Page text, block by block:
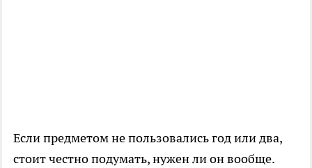
Если предметом не пользовались год или два,
стоит честно подумать, нужен ли он вообще.